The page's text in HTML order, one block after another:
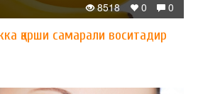
0
0
8518
қарши самарали воситадир